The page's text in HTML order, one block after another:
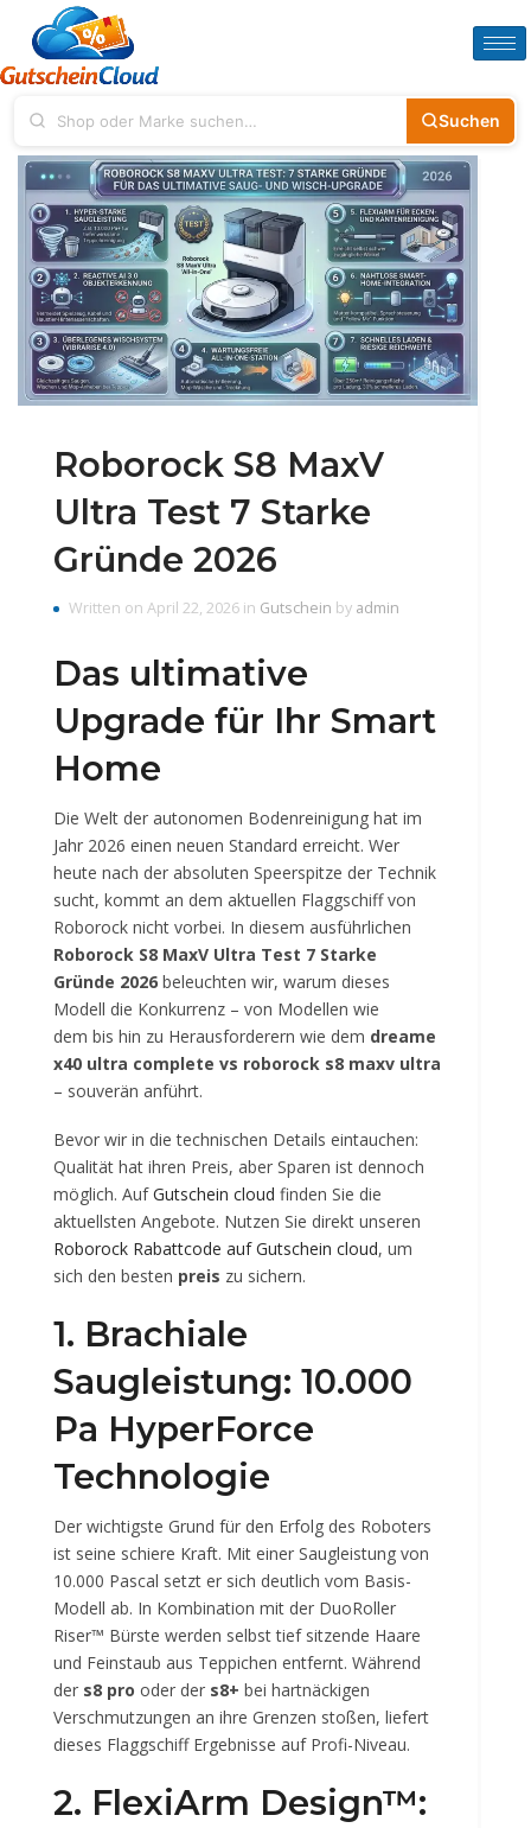
Suchen
Roborock S8 MaxV
Ultra Test 7 Starke
Gründe 2026
Written on April 22, 2026 in Gutschein by admin
Das ultimative
Upgrade für Ihr Smart
Home
Die Welt der autonomen Bodenreinigung hat im
Jahr 2026 einen neuen Standard erreicht. Wer
heute nach der absoluten Speerspitze der Technik
sucht, kommt an dem aktuellen Flaggschiff von
Roborock nicht vorbei. In diesem ausführlichen
Roborock S8 MaxV Ultra Test 7 Starke
Gründe 2026 beleuchten wir, warum dieses
Modell die Konkurrenz – von Modellen wie
dem bis hin zu Herausforderern wie dem dreame
x40 ultra complete vs roborock s8 maxv ultra
– souverän anführt.
Bevor wir in die technischen Details eintauchen:
Qualität hat ihren Preis, aber Sparen ist dennoch
möglich. AufGutschein cloud finden Sie die
aktuellsten Angebote. Nutzen Sie direkt unseren
Roborock Rabattcode auf Gutschein cloud, um
sich den besten preis zu sichern.
1. Brachiale
Saugleistung: 10.000
Pa HyperForce
Technologie
Der wichtigste Grund für den Erfolg des Roboters
ist seine schiere Kraft. Mit einer Saugleistung von
10.000 Pascal setzt er sich deutlich vom Basis-
Modell ab. In Kombination mit der DuoRoller
Riser™ Bürste werden selbst tief sitzende Haare
und Feinstaub aus Teppichen entfernt. Während
der s8 pro oder der s8+ bei hartnäckigen
Verschmutzungen an ihre Grenzen stoßen, liefert
dieses Flaggschiff Ergebnisse auf Profi-Niveau.
2. FlexiArm Design™: